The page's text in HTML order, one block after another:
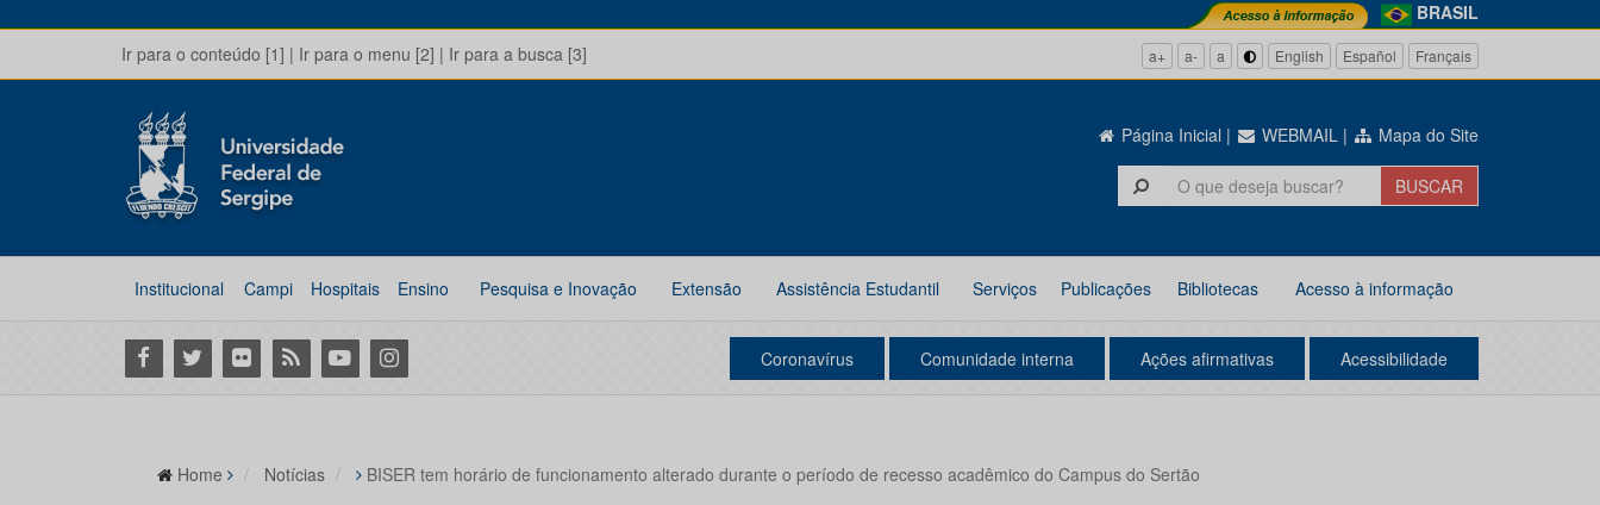
BRASIL
Ir para o conteúdo [1] | Ir para o menu [2] | Ir para a busca [3] a+ a- a English Español Français
Página Inicial | WEBMAIL | Mapa do Site
Institucional Campi Hospitais Ensino Pesquisa e Inovação Extensão Assistência Estudantil Serviços Publicações Bibliotecas Acesso à informação
Facebook
Twitter Flickr RSS YoutubeInstagram Coronavírus Comunidade interna Ações afirmativas Acessibilidade
Home Notícias BISER tem horário de funcionamento alterado durante o período de recesso acadêmico do Campus do Sertão